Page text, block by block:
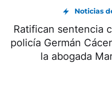
Noticias
Ratifican sentencia
policía Germán
la abogada